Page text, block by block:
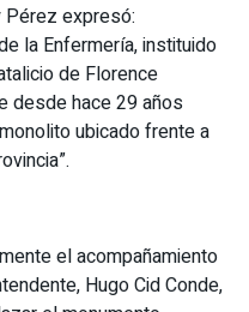
Pérez expresó:
la Enfermería, instituido
de Florence
desde hace 29 años
ubicado frente a
el acompañamiento
Hugo Cid Conde,